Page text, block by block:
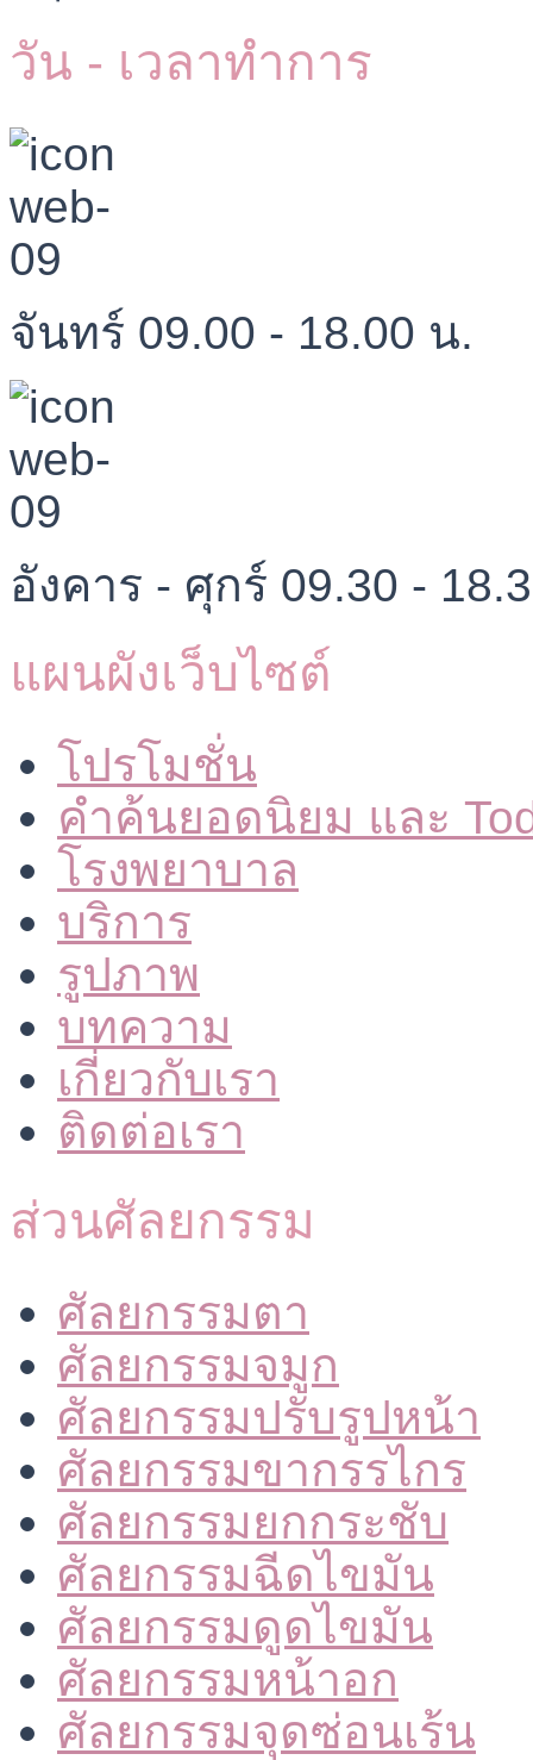
วัน - เวลาทำการ
จันทร์ 09.00 - 18.00 น.
อังคาร - ศุกร์ 09.30 -
แผนผังเว็บไซต์
โปรโมชั่น
คำค้นยอดนิยม และ
โรงพยาบาล
บริการ
รูปภาพ
บทความ
เกี่ยวกับเรา
ติดต่อเรา
ส่วนศัลยกรรม
ศัลยกรรมตา
ศัลยกรรมจมูก
ศัลยกรรมปรับรูปหน้า
ศัลยกรรมขากรรไกร
ศัลยกรรมยกกระชับ
ศัลยกรรมฉีดไขมัน
ศัลยกรรมดูดไขมัน
ศัลยกรรมหน้าอก
ศัลยกรรมจุดซ่อนเร้น